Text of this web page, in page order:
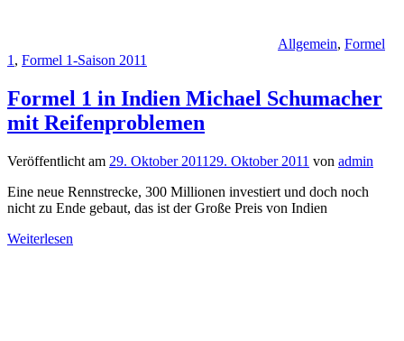
Allgemein, Formel
1 , Formel 1-Saison 2011
Formel 1 in Indien Michael Schumacher
mit Reifenproblemen
Veröffentlicht am 29. Oktober 2011 29. Oktober 2011 von admin
Eine neue Rennstrecke, 300 Millionen investiert und doch noch
nicht zu Ende gebaut, das ist der Große Preis von Indien
Weiterlesen